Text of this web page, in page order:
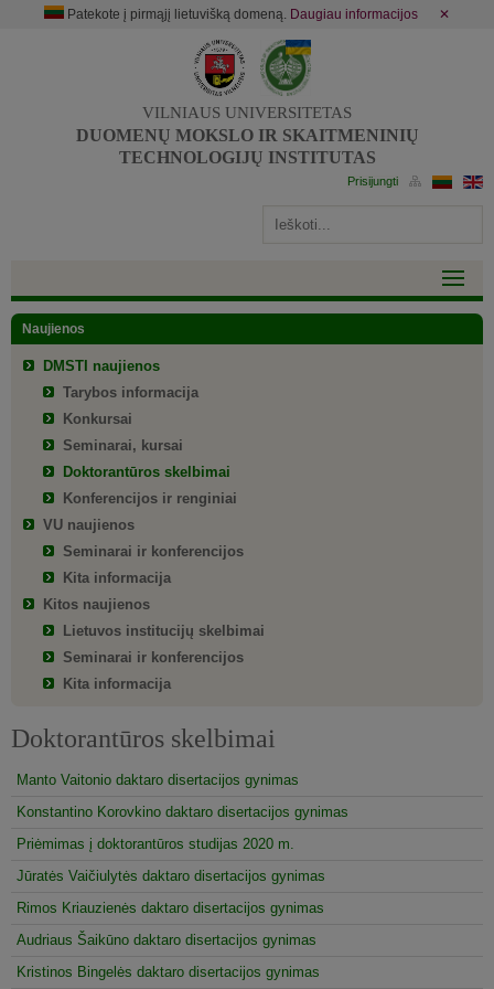
Patekote į pirmąjį lietuvišką domeną. Daugiau informacijos ✕
VILNIAUS UNIVERSITETAS
DUOMENŲ MOKSLO IR SKAITMENINIŲ
TECHNOLOGIJŲ INSTITUTAS
Naujienos
DMSTI naujienos
Tarybos informacija
Konkursai
Seminarai, kursai
Doktorantūros skelbimai
Konferencijos ir renginiai
VU naujienos
Seminarai ir konferencijos
Kita informacija
Kitos naujienos
Lietuvos institucijų skelbimai
Seminarai ir konferencijos
Kita informacija
Doktorantūros skelbimai
Manto Vaitonio daktaro disertacijos gynimas
Konstantino Korovkino daktaro disertacijos gynimas
Priėmimas į doktorantūros studijas 2020 m.
Jūratės Vaičiulytės daktaro disertacijos gynimas
Rimos Kriauzienės daktaro disertacijos gynimas
Audriaus Šaikūno daktaro disertacijos gynimas
Kristinos Bingelės daktaro disertacijos gynimas